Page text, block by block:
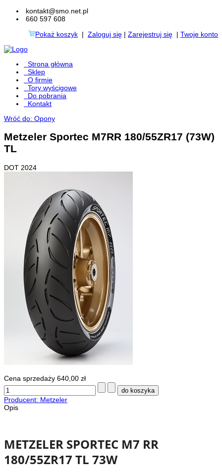
kontakt@smo.net.pl
660 597 608
Pokaż koszyk | Zaloguj się | Zarejestruj się | Twoje konto
Strona główna
Sklep
O firmie
Tory wyścigowe
Do pobrania
Kontakt
Wróć do: Opony
Metzeler Sportec M7RR 180/55ZR17 (73W)
TL
DOT 2024
Cena sprzedaży 640,00 zł
Producent: Metzeler
Opis
METZELER SPORTEC M7 RR
180/55ZR17 TL 73W